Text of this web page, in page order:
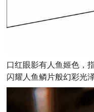
口红眼影有人鱼姬色，
闪耀人鱼鳞片般幻彩光泽